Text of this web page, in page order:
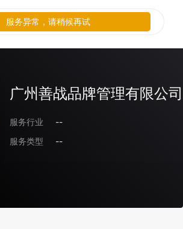
广州善战品牌管理有限公司
服务行业
--
服务类型
--
服务异常，请稍候再试